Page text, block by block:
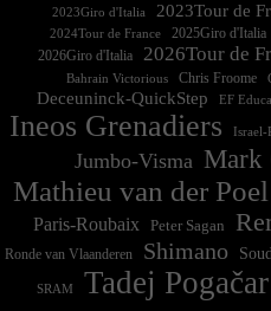
2023Giro d'Italia 2023Tour de
2024Tour de France
2025Giro d'Italia
2026Giro d'Italia 2026Tour de
Bahrain Victorious Chris Froome
Deceuninck-QuickStep EF
Ineos Grenadiers Israel-
Jumbo-Visma Mark
Mathieu van der Poel
Paris-Roubaix
Peter Sagan
Ronde van Vlaanderen Shimano
SRAM Tadej Pogačar